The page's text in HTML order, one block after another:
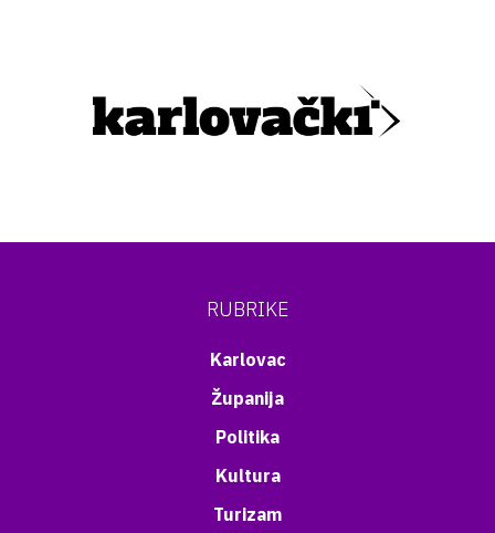
RUBRIKE
Karlovac
Županija
Politika
Kultura
Turizam